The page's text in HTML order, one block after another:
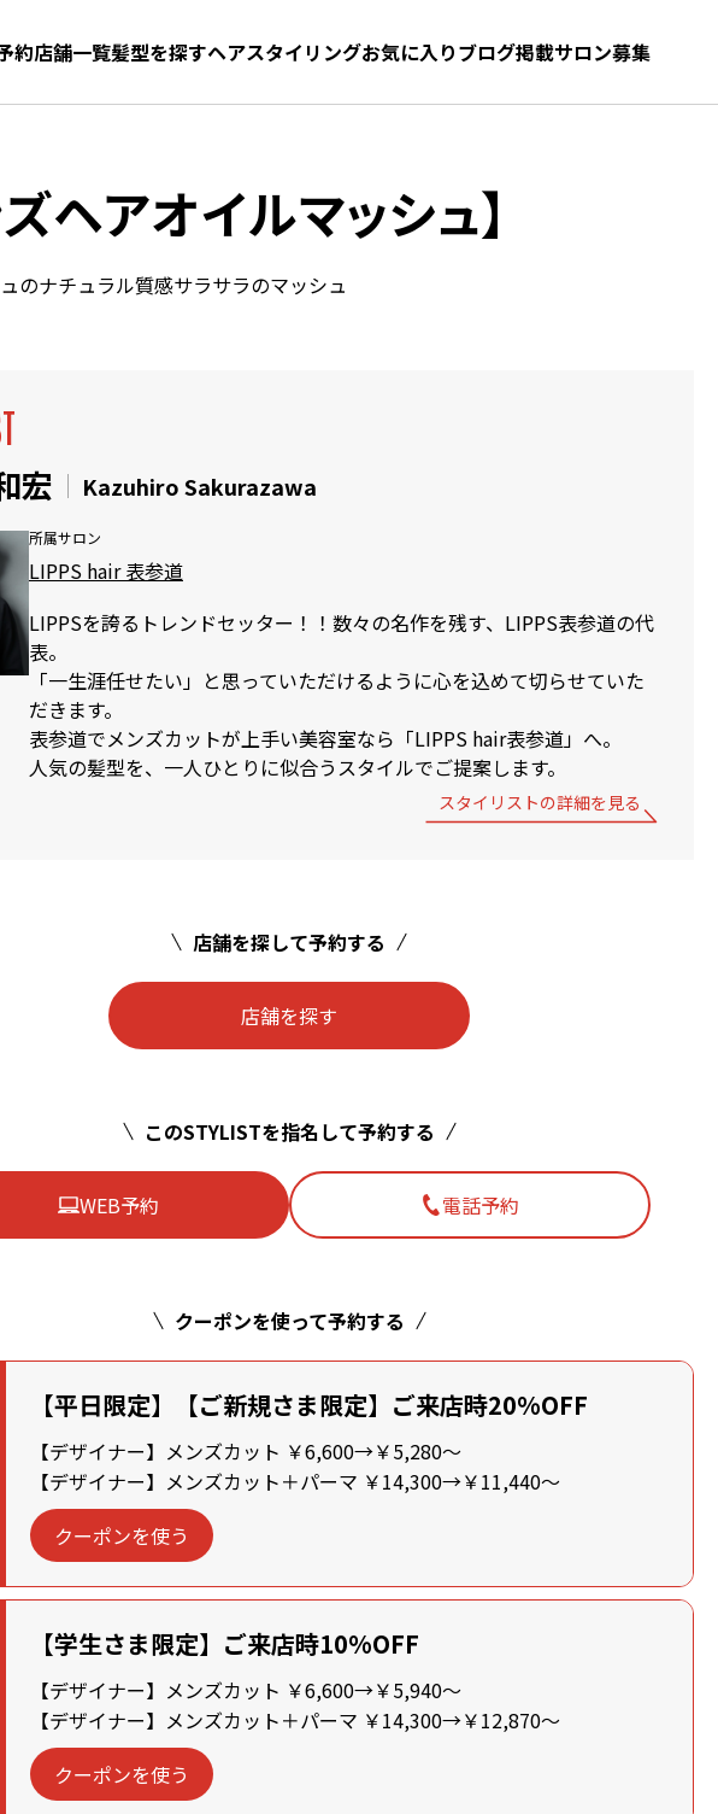
約店舗一覧髪型を探すヘアスタイリングお気に入りブログ掲載サロン募集
お気に入り 髪型をさがす
ズヘアオイルマッシュ】
のナチュラル質感サラサラのマッシュ
宏 Kazuhiro Sakurazawa
所属サロン
LIPPS hair 表参道
LIPPSを誇るトレンドセッター！！数々の名作を残す、LIPPS表参道の代
表。
「一生涯任せたい」と思っていただけるように心を込めて切らせていた
だきます。
表参道でメンズカットが上手い美容室なら「LIPPS hair表参道」へ。
人気の髪型を、一人ひとりに似合うスタイルでご提案します。
スタイリストの詳細を見る
店舗を探して予約する
店舗を探す
このSTYLISTを指名して予約する
WEB予約 電話予約
クーポンを使って予約する
【平日限定】【ご新規さま限定】ご来店時20%OFF
【デザイナー】メンズカット ￥6,600→￥5,280～
【デザイナー】メンズカット＋パーマ ￥14,300→￥11,440～
クーポンを使う
【学生さま限定】ご来店時10%OFF
【デザイナー】メンズカット ￥6,600→￥5,940～
【デザイナー】メンズカット＋パーマ ￥14,300→￥12,870～
クーポンを使う